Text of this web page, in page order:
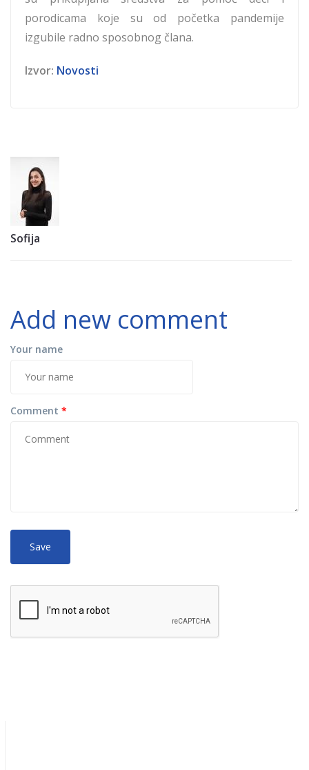
porodicama koje su od početka pandemije
izgubile radno sposobnog člana.
Izvor: Novosti
Sofija
Add new comment
Your name
Comment *
HTML
Web page addresses and e-mail addresses turn into links
Lines and paragraphs break automatically.